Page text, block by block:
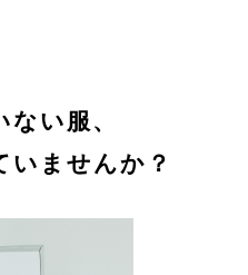
ない服、
いませんか？